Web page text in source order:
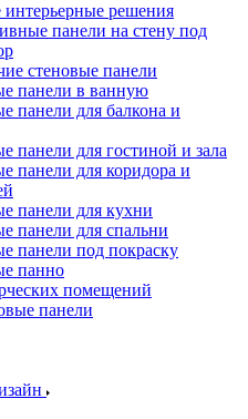
интерьерные решения
панели на стену под
стеновые панели
панели в ванную
панели для балкона и
панели для гостиной и зала
панели для коридора и
панели для кухни
панели для спальни
панели под покраску
панно
помещений
панели